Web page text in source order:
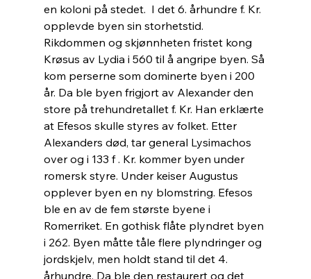
en koloni på stedet.  I det 6. århundre f. Kr.
opplevde byen sin storhetstid.
Rikdommen og skjønnheten fristet kong
Krøsus av Lydia i 560 til å angripe byen. Så
kom perserne som dominerte byen i 200
år. Da ble byen frigjort av Alexander den
store på trehundretallet f. Kr. Han erklærte
at Efesos skulle styres av folket. Etter
Alexanders død, tar general Lysimachos
over og i 133 f . Kr. kommer byen under
romersk styre. Under keiser Augustus
opplever byen en ny blomstring. Efesos
ble en av de fem største byene i
Romerriket. En gothisk flåte plyndret byen
i 262. Byen måtte tåle flere plyndringer og
jordskjelv, men holdt stand til det 4.
århundre. Da ble den restaurert og det